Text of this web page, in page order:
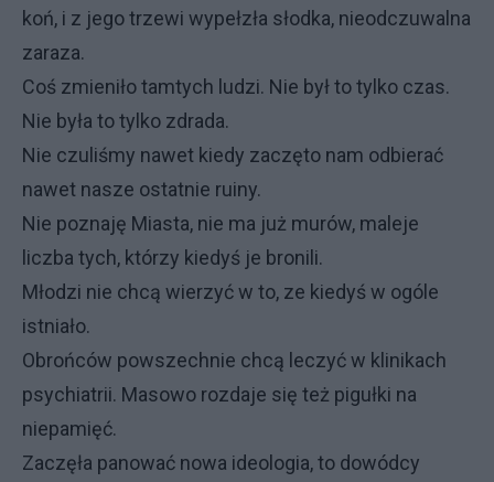
koń, i z jego trzewi wypełzła słodka, nieodczuwalna
zaraza.
Coś zmieniło tamtych ludzi. Nie był to tylko czas.
Nie była to tylko zdrada.
Nie czuliśmy nawet kiedy zaczęto nam odbierać
nawet nasze ostatnie ruiny.
Nie poznaję Miasta, nie ma już murów, maleje
liczba tych, którzy kiedyś je bronili.
Młodzi nie chcą wierzyć w to, ze kiedyś w ogóle
istniało.
Obrońców powszechnie chcą leczyć w klinikach
psychiatrii. Masowo rozdaje się też pigułki na
niepamięć.
Zaczęła panować nowa ideologia, to dowódcy